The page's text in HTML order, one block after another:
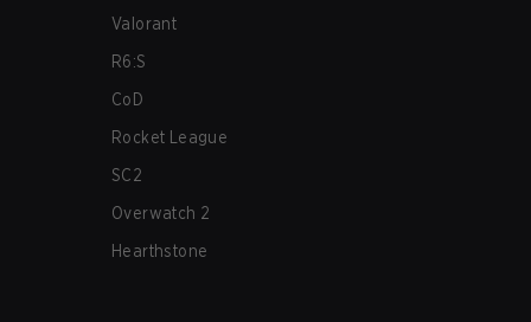
Valorant
R6:S
CoD
Rocket League
SC2
Overwatch 2
Hearthstone